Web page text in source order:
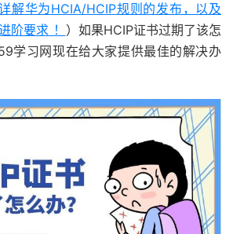
解华为HCIA/HCIP规则的发布，以及
阶要求 ！ ）如果HCIP证书过期了该怎
学习网现在给大家提供最佳的解决办